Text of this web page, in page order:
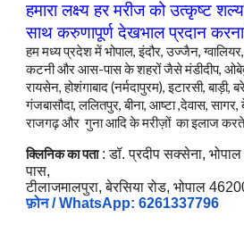
हमारा लक्ष्य हर मरीजकोउत्कृष्ट
साथ करुणापूर्ण देखभाल प्रदान
हम मध्य प्रदेश में भोपाल, इंदौर, उज्जैन,
कटनी और आस-पास के शहरों जैसे मंडीदीप,
रायसेन, होशंगाबाद (नर्मदापुरम), इटारसी, बाड़ी,
गंजबासौदा, ललितपुर, बीना, आष्टा ,देवास, सागर,
राजगढ़और गुना आदि के मरीज़ों का इलाज
क्लिनिक का पता : डॉ. प्रदीप सक्सेना, भोपाल
पास,
टीलाजमालपुरा, बेरसिया रोड, भोपाल
फ़ोन / WhatsApp: 6261337796